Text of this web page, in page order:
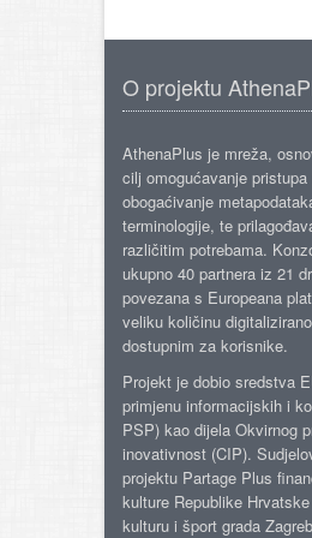
O projektu
AthenaPlus je mreža,
cilj omogućavanje
obogaćivanje
terminologije, te
različitim potrebama.
ukupno 40 partnera iz 21
povezana s Europeana
veliku količinu
dostupnim za korisnike.
Projekt je dobio sredstva
primjenu informacijskih i
PSP) kao dijela Okvirnog
inovativnost (CIP).
projektu Partage Plus
kulture Republike
kulturu i šport grada